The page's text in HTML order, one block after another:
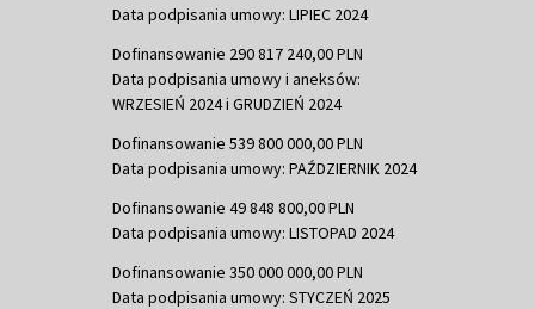
Data podpisania umowy: LIPIEC 2024
Dofinansowanie 290 817 240,00 PLN
Data podpisania umowy i aneksów:
WRZESIEŃ 2024 i GRUDZIEŃ 2024
Dofinansowanie 539 800 000,00 PLN
Data podpisania umowy: PAŹDZIERNIK 2024
Dofinansowanie 49 848 800,00 PLN
Data podpisania umowy: LISTOPAD 2024
Dofinansowanie 350 000 000,00 PLN
Data podpisania umowy: STYCZEŃ 2025